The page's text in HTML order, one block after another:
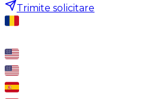
Trimite solicitare